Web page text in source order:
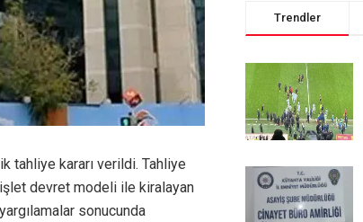
tahliye kararı verildi. Tahliye
işlet devret modeli ile kiralayan
sonucunda
Trendler